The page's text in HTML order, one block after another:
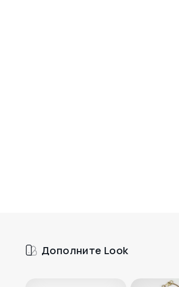
Дополните Look